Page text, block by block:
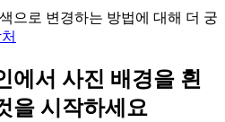
으로 변경하는 방법에 대해 더 궁
에서 사진 배경을 흰
을 시작하세요